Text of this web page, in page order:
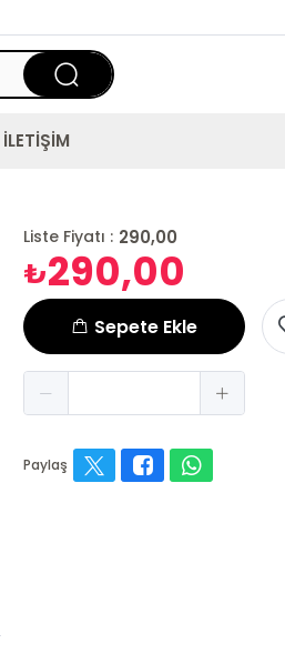
İLETİŞİM
Liste Fiyatı : 290,00
₺290,00
Sepete Ekle
Paylaş